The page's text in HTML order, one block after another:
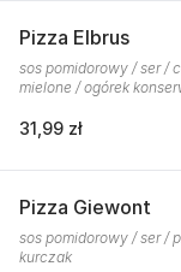
Pizza Elbrus
sos pomidorowy / ser /
mielone / ogórek
31,99 zł
Pizza Giewont
sos pomidorowy / ser /
kurczak